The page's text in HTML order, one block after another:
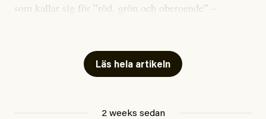
som kallar sig för ”röd, grön och oberoende” –
skriver för? Vad betyder det att vara en ”röd, grön och
oberoende” tidning? Och vad är egentligen bra
Läs hela artikeln
2 weeks sedan